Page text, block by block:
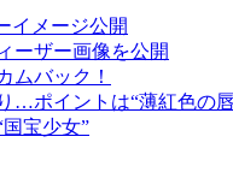
イメージ公開
ーザー画像を公開
ムバック！
…ポイントは“薄紅色の唇
宝少女”